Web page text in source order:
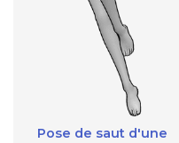
Pose de saut d'une